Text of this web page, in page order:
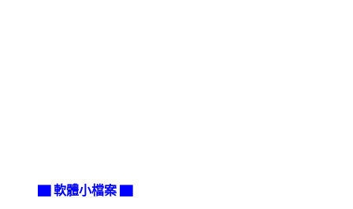
▇ 軟體小檔案 ▇